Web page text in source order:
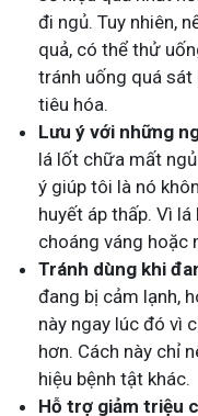
đi ngủ. Tuy nhiên,
quả, có thể thử
tránh uống quá sát
tiêu hóa.
Lưu ý với những
lá lốt chữa mất
ý giúp tôi là nó
huyết áp thấp. Vì
choáng váng hoặc
Tránh dùng khi
đang bị cảm lạnh,
này ngay lúc đó vì
hơn. Cách này chỉ
hiệu bệnh tật khác.
Hỗ trợ giảm triệu